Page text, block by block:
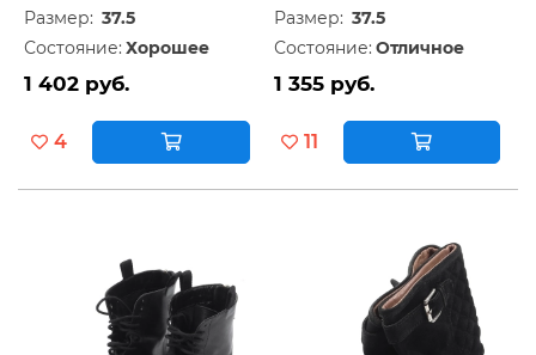
Размер: 37.5
Состояние: Хорошее
1 402 руб.
4
Размер: 37.5
Состояние: Отличное
1 355 руб.
11